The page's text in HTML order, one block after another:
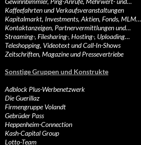
Kaffeefahrten und Verkaufsveranstaltungen
Kapitalmarkt, Investments, Aktien, Fonds, MLM…
Kontaktanzeigen, Partnervermittlungen und…
Streaming-, Filesharing-, Hosting-, Uploading…
Teleshopping, Videotext und Call-In-Shows
Zeitschriften, Magazine und Pressevertriebe
Sonstige Gruppen und Konstrukte
Adblock Plus-Werbenetzwerk
Die Guerillaz
Firmengruppe Volandt
Gebrüder Pass
Heppenheim-Connection
Kash-Capital Group
Lotto-Team